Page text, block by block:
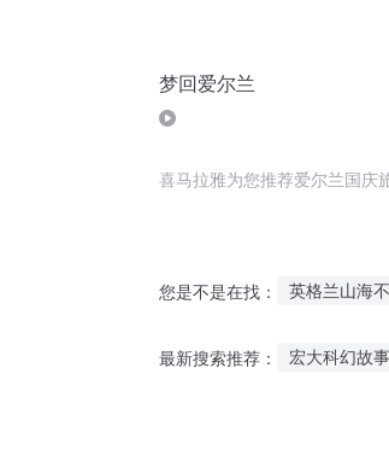
梦回爱尔兰
喜马拉雅为您推荐爱尔兰国庆
您是不是在找： 英格兰山海
最新搜索推荐： 宏大科幻故